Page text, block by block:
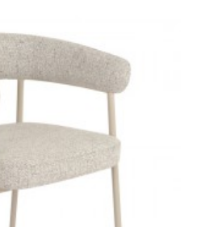
KRZESŁO OBROTOWE
BIG GEORGE ZIELONE
700,98 zł 787,62 zł